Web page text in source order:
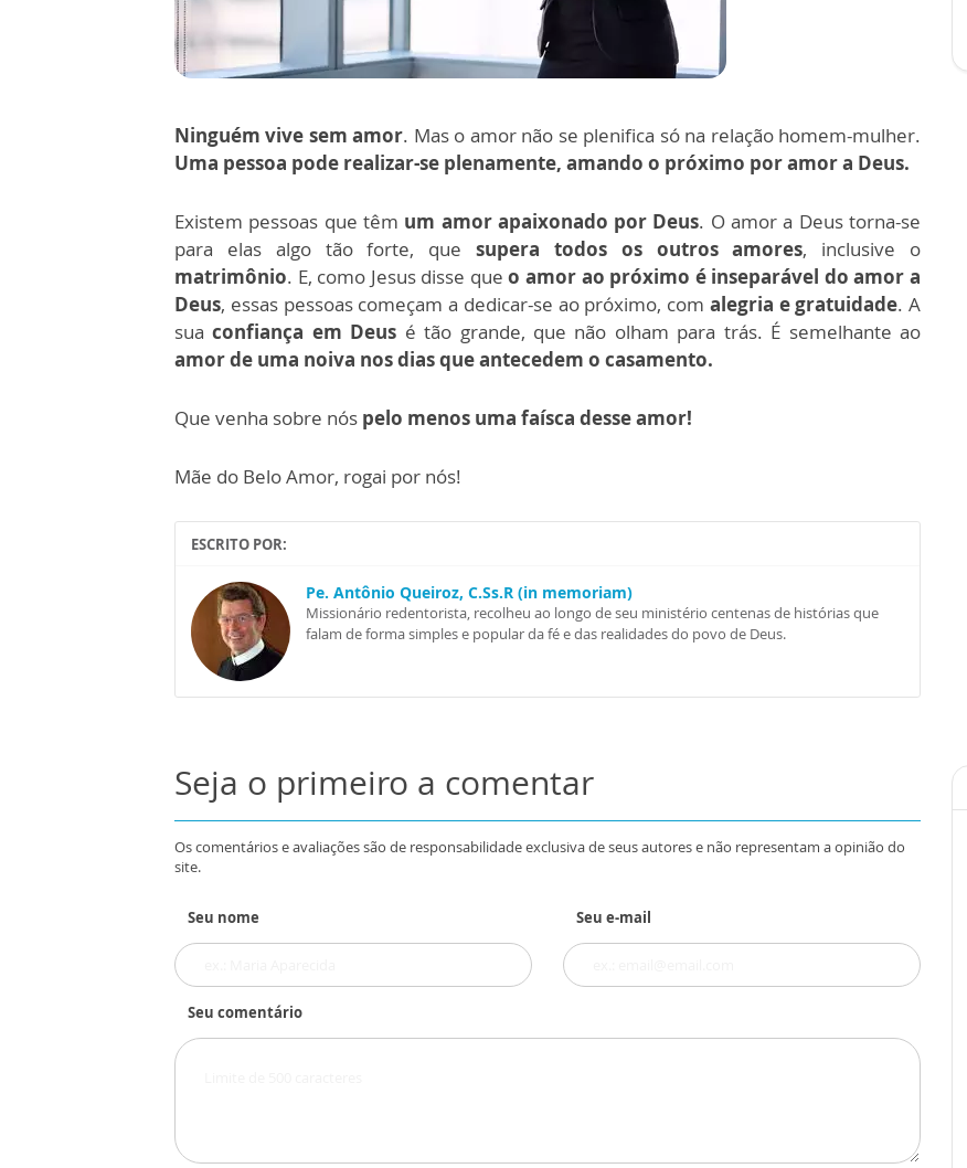
Ninguém vive sem amor. Mas o amor não se plenifica só na relação homem-mulher.
Uma pessoa pode realizar-se plenamente, amando o próximo por amor a Deus.
Existem pessoas que têm um amor apaixonado por Deus. O amor a Deus torna-se
para elas algo tão forte, que supera todos os outros amores, inclusive o
matrimônio. E, como Jesus disse queo amor ao próximo é inseparável do amor a
Deus, essas pessoas começam a dedicar-se ao próximo, com alegria e gratuidade. A
suaconfiança em Deus é tão grande, que não olham para trás. É semelhante ao
amor de uma noiva nos dias que antecedem o casamento.
Que venha sobre nós pelo menos uma faísca desse amor!
Mãe do Belo Amor, rogai por nós!
ESCRITO POR:
Pe. Antônio Queiroz, C.Ss.R (in memoriam)
Missionário redentorista, recolheu ao longo de seu ministério centenas de histórias que
falam de forma simples e popular da fé e das realidades do povo de Deus.
Seja o primeiro a comentar
Os comentários e avaliações são de responsabilidade exclusiva de seus autores e não representam a opinião do
site.
Seu nome Seu e-mail
Seu comentário